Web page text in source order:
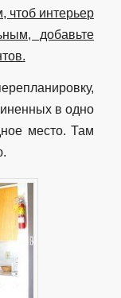
чтоб интерьер
добавьте
в одно
место. Там